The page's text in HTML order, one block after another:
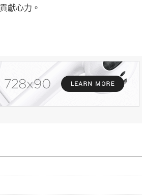
獻心力。